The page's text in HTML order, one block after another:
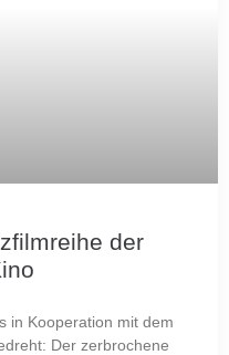
der
in Kooperation mit dem
Der zerbrochene